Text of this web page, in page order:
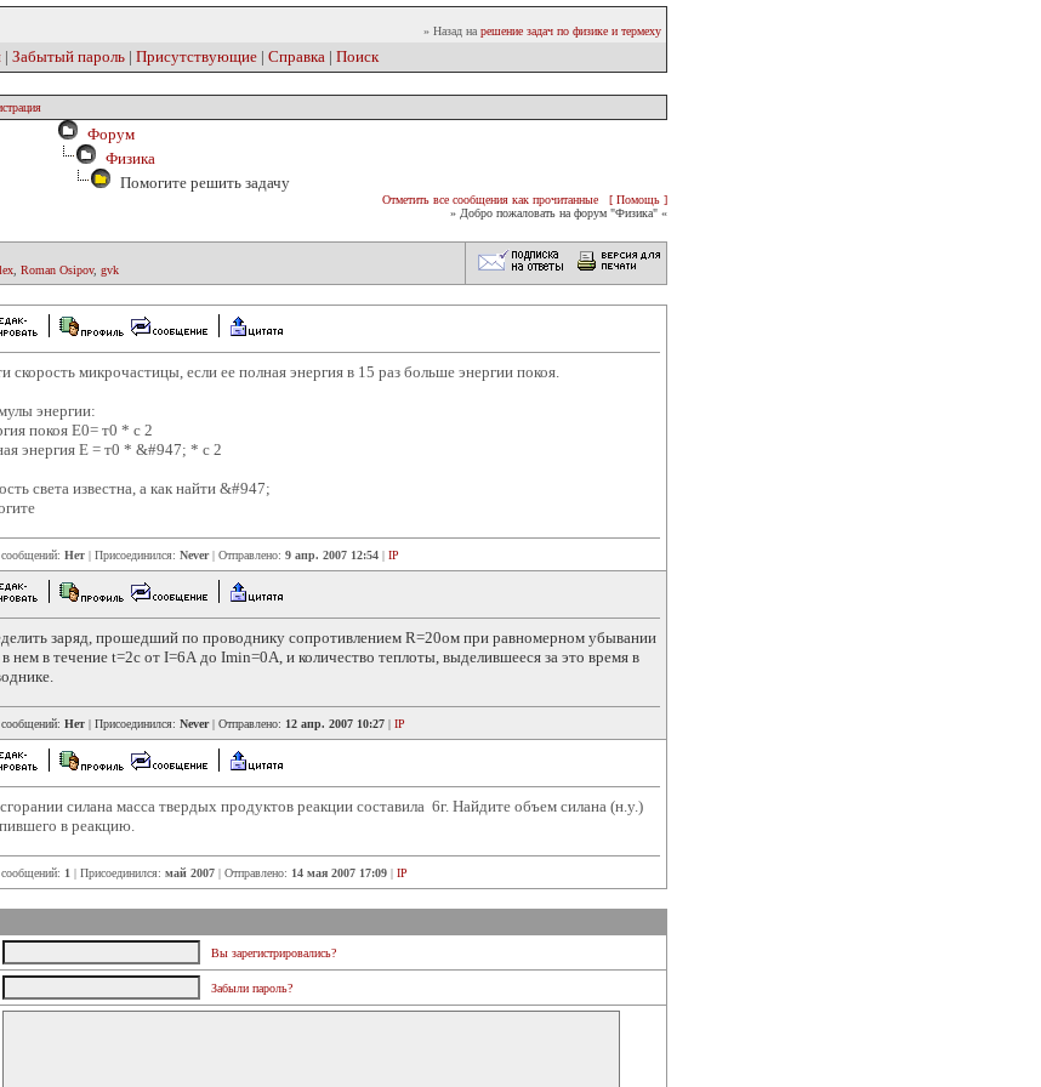
» Назад на решение задач по физике и термеху
| Забытый пароль | Присутствующие | Справка | Поиск
Форум
Физика
Помогите решить задачу
Отметить все сообщения как прочитанные
[ Помощь ]
» Добро пожаловать на форум "Физика" «
Roman Osipov, gvk
скорость микрочастицы, если ее полная энергия в 15 раз больше энергии покоя.
энергии:
покоя Е0= т0 * с 2
энергия E = т0 * &#947; * c 2
света известна, а как найти &#947;
Нет | Присоединился: Never| Отправлено: 9 апр. 2007 12:54 | IP
заряд, прошедший по проводнику сопротивлением R=20ом при равномерном убывании
в нем в течение t=2с от I=6А до Imin=0А, и количество теплоты, выделившееся за это время в
Нет | Присоединился: Never| Отправлено: 12 апр. 2007 10:27 | IP
силана масса твердых продуктов реакции составила 6г. Найдите объем силана (н.у.)
в реакцию.
1 | Присоединился: май 2007 | Отправлено: 14 мая 2007 17:09 | IP
Вы зарегистрировались?
Забыли пароль?